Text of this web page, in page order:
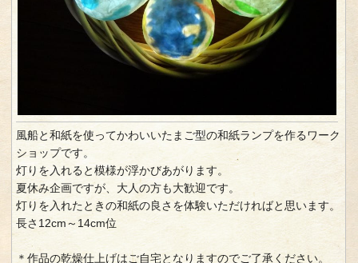
風船と和紙を使ってかわいいたまご型の和紙ランプを作るワーク
ショップです。
灯りを入れると模様が浮かびあがります。
夏休み企画ですが、大人の方も大歓迎です。
灯りを入れたときの和紙の良さを体験いただければと思います。
長さ12cm～14cm位
＊作品の乾燥仕上げはご自宅となりますのでご了承ください。